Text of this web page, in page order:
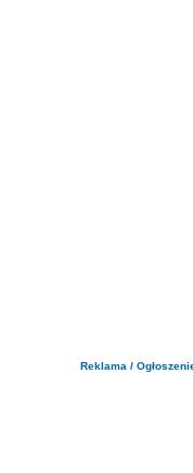
Reklama /